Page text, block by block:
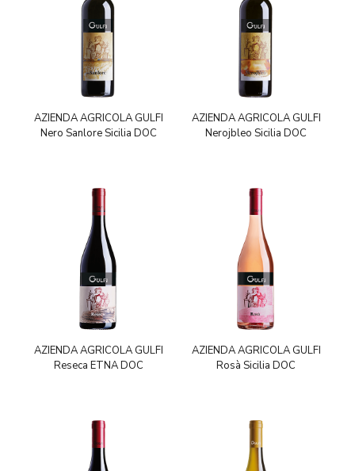
AZIENDA AGRICOLA GULFI
Nero Sanlore Sicilia DOC
AZIENDA AGRICOLA GULFI
Nerojbleo Sicilia DOC
AZIENDA AGRICOLA GULFI
Reseca ETNA DOC
AZIENDA AGRICOLA GULFI
Rosà Sicilia DOC